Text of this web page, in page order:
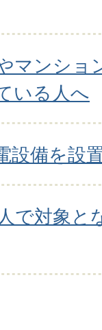
マンショ
いる人へ
設備を設
で対象と